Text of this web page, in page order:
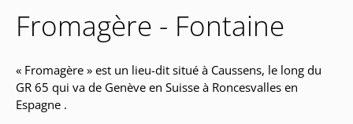
Fromagère - Fontaine
« Fromagère » est un lieu-dit situé à Caussens, le long du
GR 65 qui va de Genève en Suisse à Roncesvalles en
Espagne .